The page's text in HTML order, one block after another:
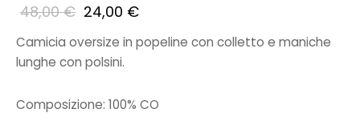
48,00€ 24,00 €
Camicia oversize in popeline con colletto e maniche
lunghe con polsini.
Composizione: 100% CO